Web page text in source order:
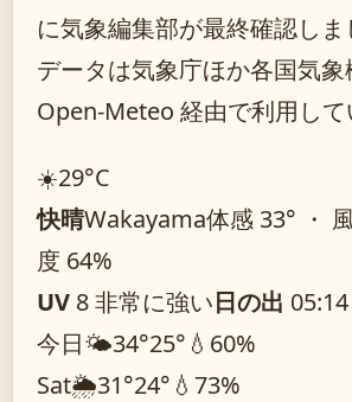
に気象編集部が最終確認しま
データは気象庁ほか各国気
Open-Meteo 経由で利用して
☀️29°C
快晴Wakayama体感 33° ・
度 64%
UV 8 非常に強い日の出 05:14
今日🌤️34°25° 💧60%
Sat🌦️31°24° 💧73%